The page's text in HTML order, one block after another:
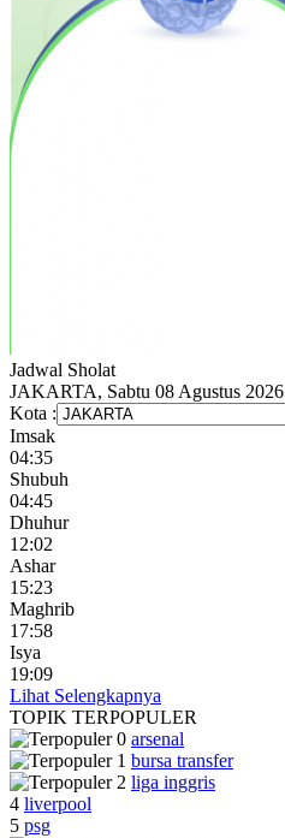
Jadwal Sholat
JAKARTA, Sabtu 08 Agustus 2026
Kota :
Imsak
04:35
Shubuh
04:45
Dhuhur
12:02
Ashar
15:23
Maghrib
17:58
Isya
19:09
Lihat Selengkapnya
TOPIK TERPOPULER
arsenal
bursa transfer
liga inggris
4 liverpool
5 psg